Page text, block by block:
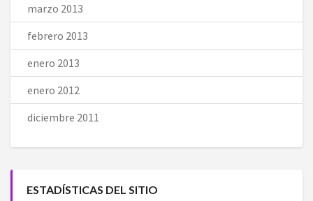
marzo 2013
febrero 2013
enero 2013
enero 2012
diciembre 2011
ESTADÍSTICAS DEL SITIO